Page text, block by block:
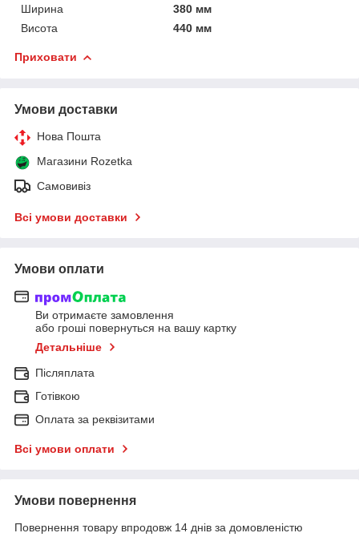
Ширина
380 мм
Висота
440 мм
Приховати
Умови доставки
Нова Пошта
Магазини Rozetka
Самовивіз
Всі умови доставки
Умови оплати
Ви отримаєте замовлення
або гроші повернуться на вашу картку
Детальніше
Післяплата
Готівкою
Оплата за реквізитами
Всі умови оплати
Умови повернення
Повернення товару впродовж 14 днів за домовленістю